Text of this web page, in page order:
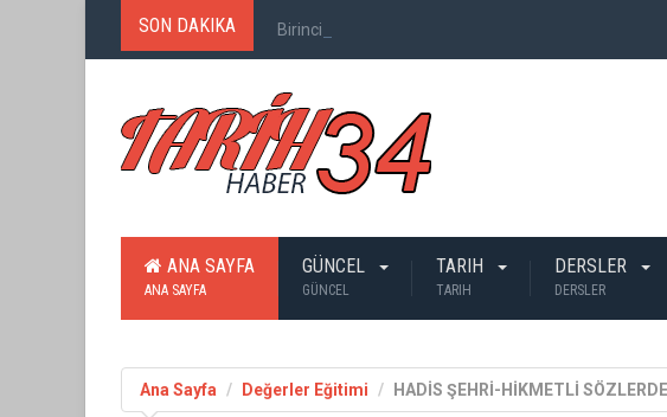
SON DAKIKA Birinci Dünya Savaşı`nda Ne Kadar İnsan Öldü?
ANA SAYFA
ANA SAYFA
GÜNCEL
GÜNCEL
TARIH
TARIH
DERSLER
DERSLER
Ana Sayfa Değerler Eğitimi HADİS ŞEHRİ-HİKMETLİ